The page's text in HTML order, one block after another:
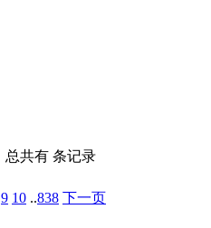
总共有 条记录
9 10 ..838 下一页